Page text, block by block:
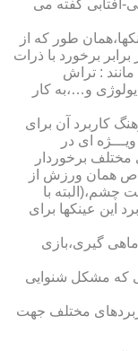
آفتابی گفته می
طور که از
برخورد با ذرات
: تراش
و…،به کار
کاربرد آن برای
ای در
برخوردار
همان ورزش از
با
این عینکها برای
گیری،بازی
که مشکل شنوایی
مختلف جهت